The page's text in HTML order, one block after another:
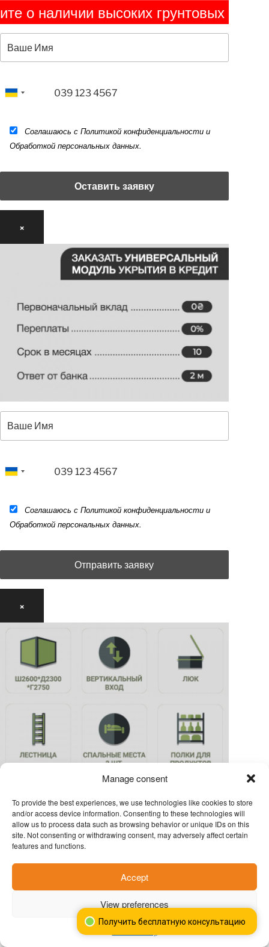
Manage consent
To provide the best experiences, we use technologies like cookies to store
and/or access device information. Consenting to these technologies will
allow us to process data such as browsing behavior or unique IDs on this
site. Not consenting or withdrawing consent, may adversely affect certain
features and functions.
Accept
View preferences
высоких грунтовых вод. Это
Соглашаюсь с Политикой конфиденциальности и
Обработкой персональных данных.
×
Соглашаюсь с Политикой конфиденциальности и
Обработкой персональных данных.
×
Получить бесплатную консультацию